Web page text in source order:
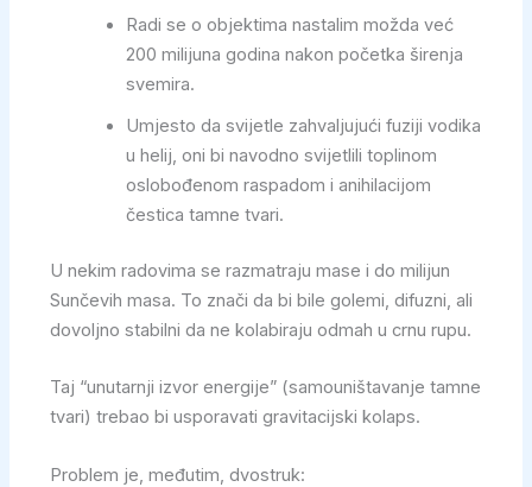
Radi se o objektima nastalim možda već
200 milijuna godina nakon početka širenja
svemira.
Umjesto da svijetle zahvaljujući fuziji vodika
u helij, oni bi navodno svijetlili toplinom
oslobođenom raspadom i anihilacijom
čestica tamne tvari.
U nekim radovima se razmatraju mase i do milijun
Sunčevih masa. To znači da bi bile golemi, difuzni, ali
dovoljno stabilni da ne kolabiraju odmah u crnu rupu.
Taj “unutarnji izvor energije” (samouništavanje tamne
tvari) trebao bi usporavati gravitacijski kolaps.
Problem je, međutim, dvostruk: